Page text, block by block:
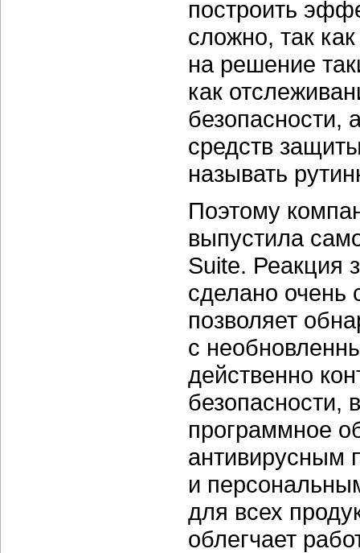
построить
сложно, так
на решение
как
безопасности,
средств
называть
Поэтому
выпустила
Suite. Реакция
сделано очень
позволяет
с
действенно
безопасности,
программное
антивирусным
и
для всех
облегчает